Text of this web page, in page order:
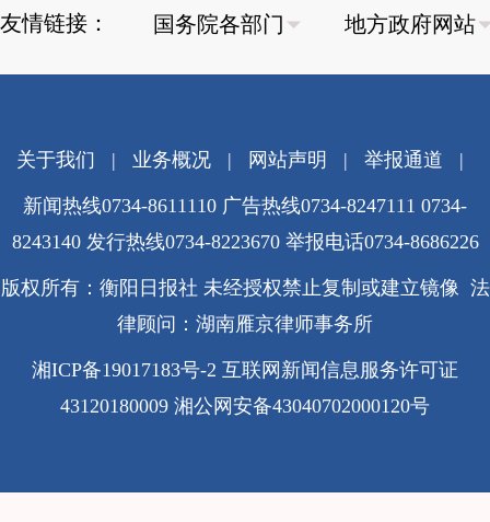
友情链接：
关于我们 | 业务概况| 网站声明 | 举报通道 |
新闻热线0734-8611110 广告热线0734-8247111 0734-
8243140 发行热线0734-8223670 举报电话0734-8686226
版权所有：衡阳日报社 未经授权禁止复制或建立镜像 法
律顾问：湖南雁京律师事务所
湘ICP备19017183号-2 互联网新闻信息服务许可证
43120180009 湘公网安备43040702000120号